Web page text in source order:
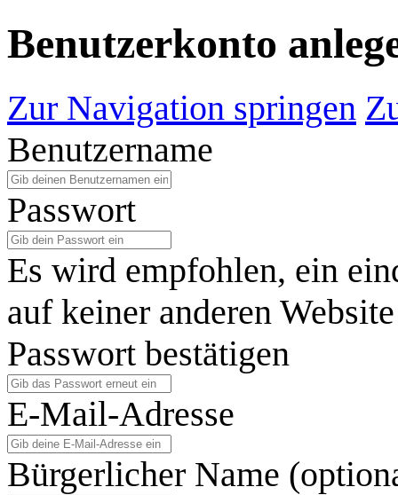
Benutzerkonto
Zur Navigation springen
Benutzername
Passwort
Es wird empfohlen, ein
auf keiner anderen
Passwort bestätigen
E-Mail-Adresse
Bürgerlicher Name